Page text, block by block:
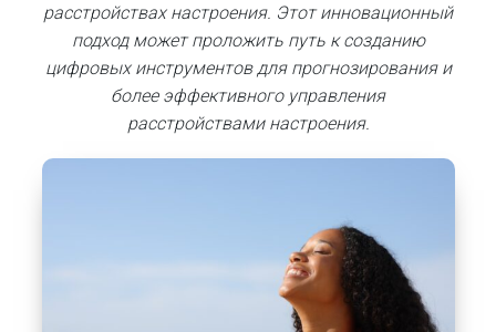
расстройствах настроения. Этот инновационный
подход может проложить путь к созданию
цифровых инструментов для прогнозирования и
более эффективного управления
расстройствами настроения.